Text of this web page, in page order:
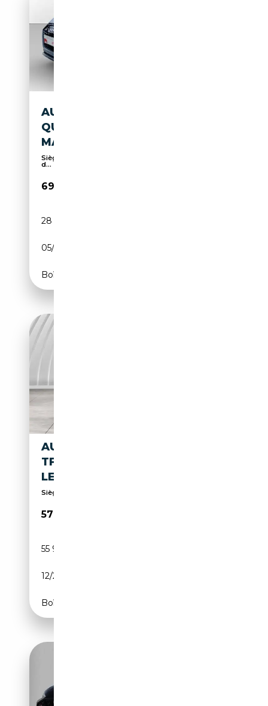
AUDI RS5 SPORTBACK
QUATTRO TIPTRONIC
MATRIX*VIRTUAL*NAVI...
Sièges sport, Pack Sport, Soundsystem, Éclairage
d...
69 990€
28 430 km
05/2024
Boîte automatique
AUDI RS5 SPORTBACK 2.9
TFSI QUATTRO ACC RFK NAVI
LED
Sièges sport, Toit ouvrant, Phares laser, Éclairag...
57 690€
55 945 km
12/2021
Boîte automatique